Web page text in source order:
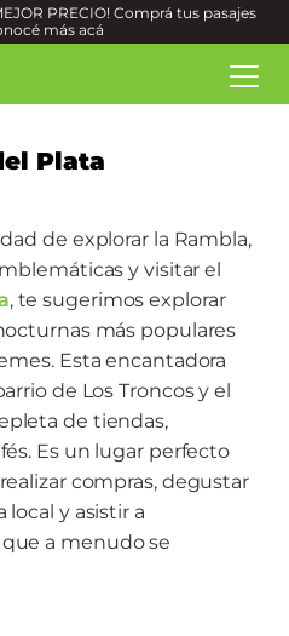
PRECIO! Comprá tus pasajes
más acá
Plata
de explorar la Rambla,
y visitar el
, te sugerimos explorar
más populares
Esta encantadora
de Los Troncos y el
de tiendas,
Es un lugar perfecto
compras, degustar
local y asistir a
a menudo se